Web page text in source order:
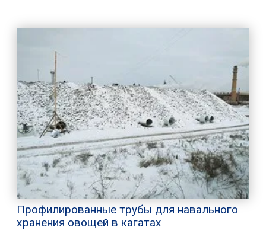
Профилированные трубы для навального
хранения овощей в кагатах